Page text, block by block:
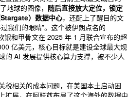
地球的图像， 随后直接放大定位，锁定
）数据中心，还配上了醒目的文
我们的眼睛”。这个被伊朗点名的
银和甲骨文在 2025 年 1 月联合宣布的超
亿美元，核心目标就是建设全球最大规
的 AI 发展提供核心算力支撑，被不少人
税相关的成本问题，在美国本土启动困
扩展，在阿联酋布局了这个海外的数据中